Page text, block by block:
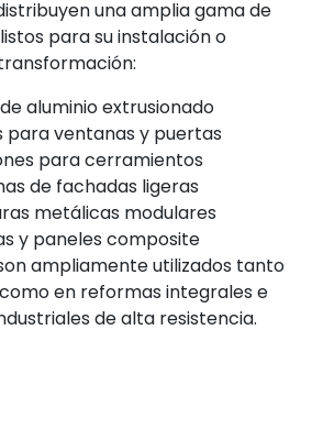
una amplia gama de
para su instalación o
aluminio extrusionado
para ventanas y puertas
para cerramientos
de fachadas ligeras
metálicas modulares
y paneles composite
ampliamente utilizados tanto
como en reformas integrales e
de alta resistencia.